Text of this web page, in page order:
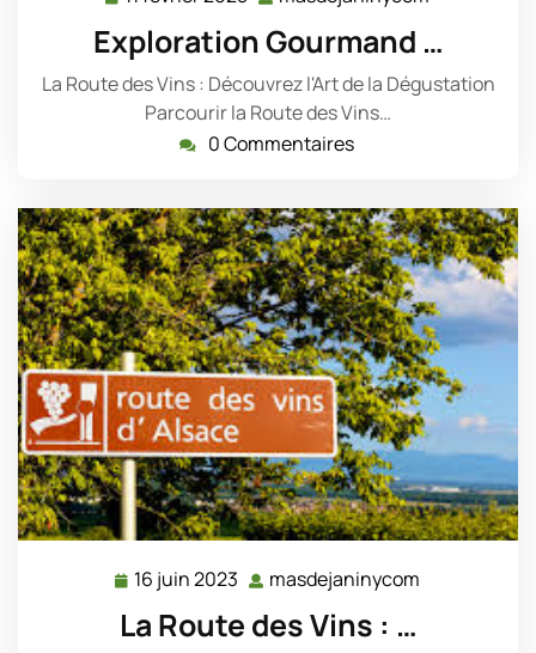
février
2025
Exploration Gourmand …
La Route des Vins : Découvrez l'Art de la Dégustation
Parcourir la Route des Vins…
0 Commentaires
16 juin 2023 16
juin
2023
masdejaninycom
La Route des Vins : …